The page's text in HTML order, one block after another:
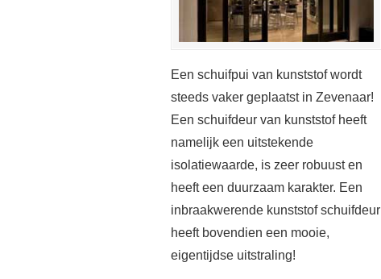
Een schuifpui van kunststof wordt
steeds vaker geplaatst in Zevenaar!
Een schuifdeur van kunststof heeft
namelijk een uitstekende
isolatiewaarde, is zeer robuust en
heeft een duurzaam karakter. Een
inbraakwerende kunststof schuifdeur
heeft bovendien een mooie,
eigentijdse uitstraling!